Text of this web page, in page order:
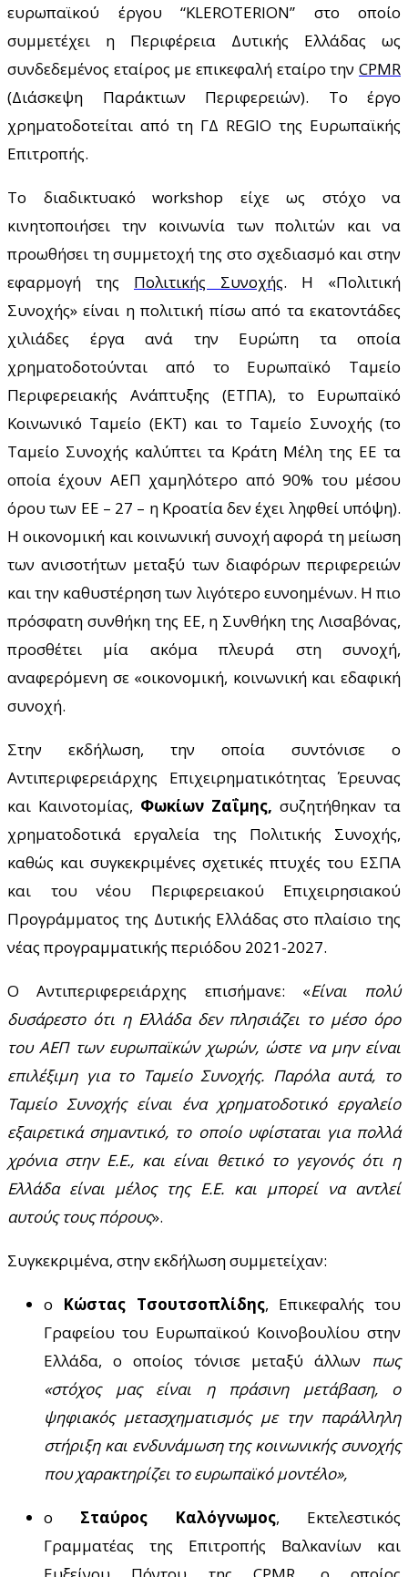
ευρωπαϊκού έργου “KLEROTERION”
στο οποίο
συμμετέχει η Περιφέρεια Δυτικής Ελλάδας ως
συνδεδεμένος εταίρος με επικεφαλή εταίρο την CPMR
(Διάσκεψη Παράκτιων Περιφερειών).
Το έργο
χρηματοδοτείται από τη ΓΔ REGIO της Ευρωπαϊκής
Επιτροπής.
Το διαδικτυακό workshop είχε ως στόχο να
κινητοποιήσει την κοινωνία των πολιτών και να
προωθήσει τη συμμετοχή της στο σχεδιασμό και στην
εφαρμογή της Πολιτικής Συνοχής. Η «Πολιτική
Συνοχής» είναι η πολιτική πίσω από τα εκατοντάδες
χιλιάδες έργα ανά την Ευρώπη τα οποία
χρηματοδοτούνται από το Ευρωπαϊκό Ταμείο
Περιφερειακής Ανάπτυξης (ΕΤΠΑ), το Ευρωπαϊκό
Κοινωνικό Ταμείο (ΕΚΤ) και το Ταμείο Συνοχής (το
Ταμείο Συνοχής καλύπτει τα Κράτη Μέλη της ΕΕ τα
οποία έχουν ΑΕΠ χαμηλότερο από 90% του μέσου
όρου των ΕΕ – 27 – η Κροατία δεν έχει ληφθεί υπόψη).
Η οικονομική και κοινωνική συνοχή αφορά τη μείωση
των ανισοτήτων μεταξύ των διαφόρων περιφερειών
και την καθυστέρηση των λιγότερο ευνοημένων. Η πιο
πρόσφατη συνθήκη της ΕΕ, η Συνθήκη της Λισαβόνας,
προσθέτει μία ακόμα πλευρά στη συνοχή,
αναφερόμενη σε «οικονομική, κοινωνική και εδαφική
συνοχή.
Στην εκδήλωση, την οποία συντόνισε ο
Αντιπεριφερειάρχης Επιχειρηματικότητας Έρευνας
και Καινοτομίας, Φωκίων Ζαΐμης, συζητήθηκαν τα
χρηματοδοτικά
εργαλεία της
Πολιτικής Συνοχής,
καθώς και συγκεκριμένες σχετικές πτυχές του ΕΣΠΑ
και του νέου Περιφερειακού Επιχειρησιακού
Προγράμματος της Δυτικής Ελλάδας στο πλαίσιο της
νέας προγραμματικής περιόδου 2021-2027.
Ο Αντιπεριφερειάρχης επισήμανε: «Είναι πολύ
δυσάρεστο ότι η Ελλάδα δεν πλησιάζει το μέσο όρο
του ΑΕΠ των ευρωπαϊκών χωρών, ώστε να μην είναι
επιλέξιμη για το Ταμείο Συνοχής. Παρόλα αυτά, το
Ταμείο Συνοχής είναι ένα χρηματοδοτικό εργαλείο
εξαιρετικά σημαντικό, το οποίο υφίσταται για πολλά
χρόνια στην Ε.Ε., και είναι θετικό το γεγονός ότι η
Ελλάδα είναι μέλος της Ε.Ε. και μπορεί να αντλεί
αυτούς τους πόρους».
Συγκεκριμένα, στην εκδήλωση συμμετείχαν:
ο Κώστας Τσουτσοπλίδης, Επικεφαλής του
Γραφείου του Ευρωπαϊκού Κοινοβουλίου στην
Ελλάδα, ο οποίος τόνισε μεταξύ άλλων πως
«στόχος μας είναι η πράσινη μετάβαση, ο
ψηφιακός μετασχηματισμός με την παράλληλη
στήριξη και ενδυνάμωση της κοινωνικής συνοχής
που χαρακτηρίζει το ευρωπαϊκό μοντέλο»,
ο Σταύρος Καλόγνωμος, Εκτελεστικός
Γραμματέας της Επιτροπής Βαλκανίων και